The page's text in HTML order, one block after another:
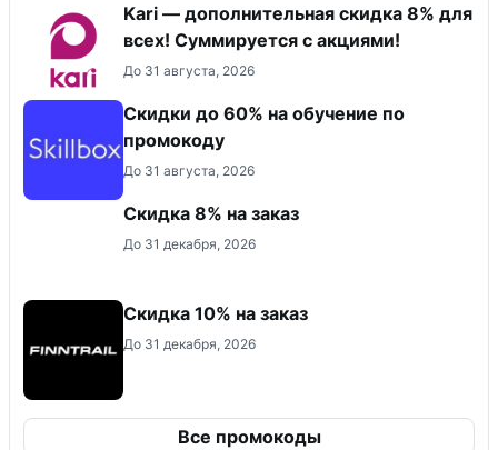
Kari — дополнительная скидка 8% для
всех! Суммируется с акциями!
До 31 августа, 2026
Скидки до 60% на обучение по
промокоду
До 31 августа, 2026
Скидка 8% на заказ
До 31 декабря, 2026
Скидка 10% на заказ
До 31 декабря, 2026
Все промокоды